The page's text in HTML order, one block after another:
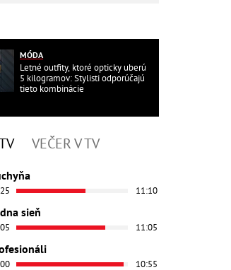
MÓDA
Letné outfity, ktoré opticky uberú
5 kilogramov: Stylisti odporúčajú
tieto kombinácie
VEČER V TV
11:10
sieň
11:05
10:55